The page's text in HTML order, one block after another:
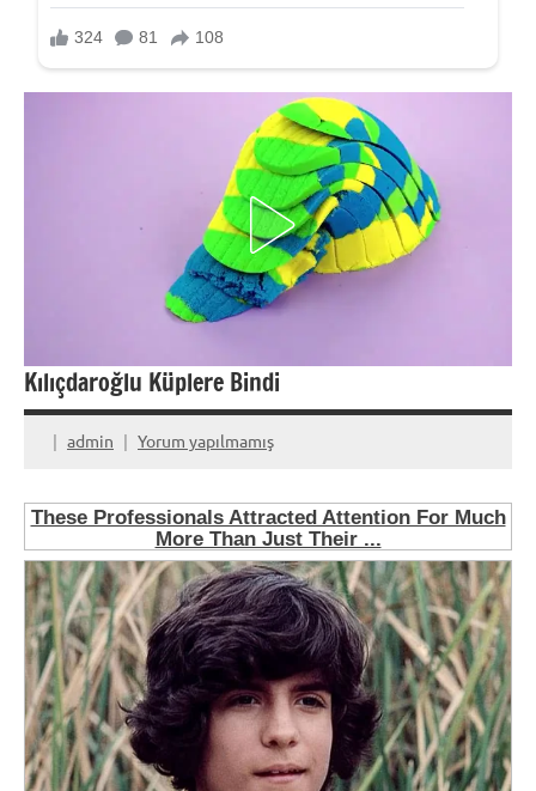
Kılıçdaroğlu Küplere Bindi
admin Yorum yapılmamış